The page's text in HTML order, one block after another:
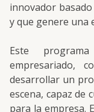
innovador
y que genere una
Este
empresariado,
desarrollar un
escena, capaz de
para la empresa.